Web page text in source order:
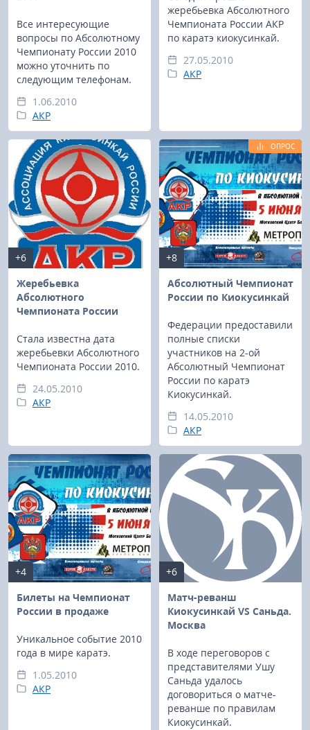
Все интересующие
вопросы по Абсолютному
Чемпионату России 2010
можно уточнить по
следующим телефонам.
1.06.2010
АКР
жеребьевка Абсолютного
Чемпионата России АКР
по каратэ киокусинкай.
27.05.2010
АКР
+6
Жеребьевка
Абсолютного
Чемпионата России
Стала известна дата
жеребьевки Абсолютного
Чемпионата России 2010.
24.05.2010
АКР
+8
Абсолютный Чемпионат
России по Киокусинкай
Федерации предоставили
полные списки
участников на 2-ой
Абсолютный Чемпионат
России по каратэ
Киокусинкай.
14.05.2010
АКР
ОПРОС
+4
Билеты на Чемпионат
России в продаже
Уникальное событие 2010
года в мире каратэ.
1.05.2010
АКР
+6
Матч-реванш
Киокусинкай VS Саньда.
Москва
В ходе переговоров с
представителями Ушу
Саньда удалось
договориться о матче-
реванше по правилам
Киокусинкай.